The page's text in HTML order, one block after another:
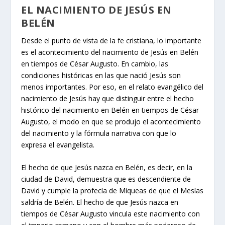
EL NACIMIENTO DE JESÚS EN
BELÉN
Desde el punto de vista de la fe cristiana, lo importante
es el acontecimiento del nacimiento de Jesús en Belén
en tiempos de César Augusto. En cambio, las
condiciones históricas en las que nació Jesús son
menos importantes. Por eso, en el relato evangélico del
nacimiento de Jesús hay que distinguir entre el hecho
histórico del nacimiento en Belén en tiempos de César
Augusto, el modo en que se produjo el acontecimiento
del nacimiento y la fórmula narrativa con que lo
expresa el evangelista.
El hecho de que Jesús nazca en Belén, es decir, en la
ciudad de David, demuestra que es descendiente de
David y cumple la profecía de Miqueas de que el Mesías
saldría de Belén. El hecho de que Jesús nazca en
tiempos de César Augusto vincula este nacimiento con